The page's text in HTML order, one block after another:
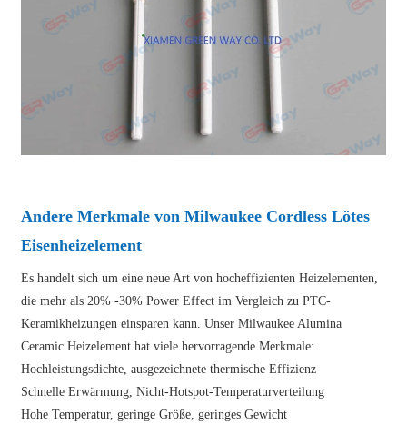
Andere Merkmale von Milwaukee Cordless Lötes
Eisenheizelement
Es handelt sich um eine neue Art von hocheffizienten Heizelementen,
die mehr als 20% -30% Power Effect im Vergleich zu PTC-
Keramikheizungen einsparen kann. Unser Milwaukee Alumina
Ceramic Heizelement hat viele hervorragende Merkmale:
Hochleistungsdichte, ausgezeichnete thermische Effizienz
Schnelle Erwärmung, Nicht-Hotspot-Temperaturverteilung
Hohe Temperatur, geringe Größe, geringes Gewicht